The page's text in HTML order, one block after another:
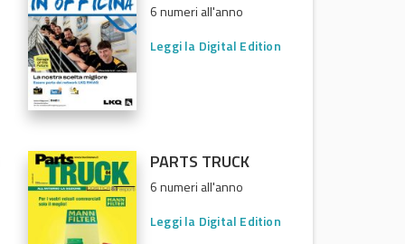
6 numeri all'anno
Leggi la Digital Edition
PARTS TRUCK
6 numeri all'anno
Leggi la Digital Edition